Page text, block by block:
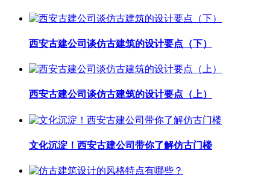
西安古建公司谈仿古建筑的设计要点（下）
西安古建公司谈仿古建筑的设计要点（上）
文化沉淀！西安古建公司带你了解仿古门楼